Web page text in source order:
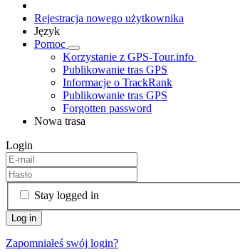
Rejestracja nowego użytkownika
Język
Pomoc
Korzystanie z GPS-Tour.info
Publikowanie tras GPS
Informacje o TrackRank
Publikowanie tras GPS
Forgotten password
Nowa trasa
Login
Stay logged in
Zapomniałeś swój login?